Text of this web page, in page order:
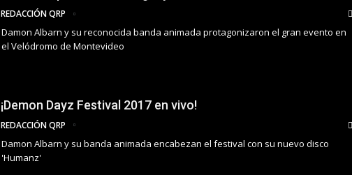
REDACCIÓN QRP
Damon Albarn y su reconocida banda animada protagonizaron el gran evento en
el Velódromo de Montevideo
¡Demon Dayz Festival 2017 en vivo!
REDACCIÓN QRP
Damon Albarn y su banda animada encabezan el festival con su nuevo disco
'Humanz'